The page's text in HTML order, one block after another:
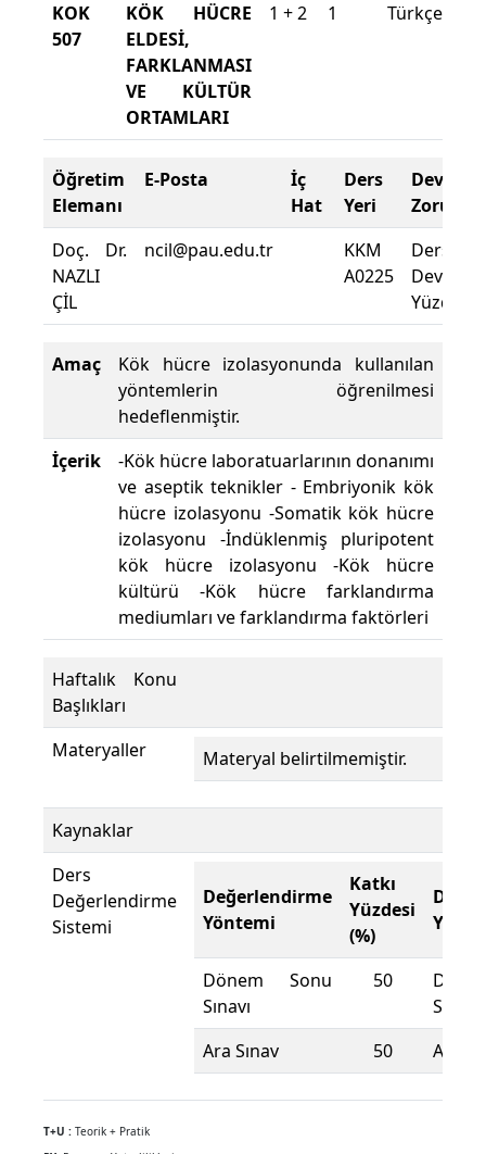
KOK
507
KÖK HÜCRE
ELDESİ,
FARKLANMASI
VE KÜLTÜR
ORTAMLARI
1 + 2 1 Türkçe
Öğretim
Elemanı
E-Posta
İç
Hat
Ders
Yeri
Devam
Doç. Dr.
NAZLI
ÇİL
ncil@pau.edu.tr
KKM
A0225
Dersin
Devam
Yüzdesi :
Amaç
Kök hücre izolasyonunda kullanılan
yöntemlerin öğrenilmesi
hedeflenmiştir.
İçerik
-Kök hücre laboratuarlarının donanımı
ve aseptik teknikler - Embriyonik kök
hücre izolasyonu -Somatik kök hücre
izolasyonu -İndüklenmiş pluripotent
kök hücre izolasyonu -Kök hücre
kültürü -Kök hücre farklandırma
mediumları ve farklandırma faktörleri
Haftalık Konu
Başlıkları
Materyaller
Materyal belirtilmemiştir.
Kaynaklar
Ders
Değerlendirme
Sistemi
Değerlendirme
Yöntemi
Katkı
Yüzdesi
(%)
Dönem Sonu
Sınavı
50
Sınavı
Ara Sınav
50 Ara
T+U : Teorik + Pratik